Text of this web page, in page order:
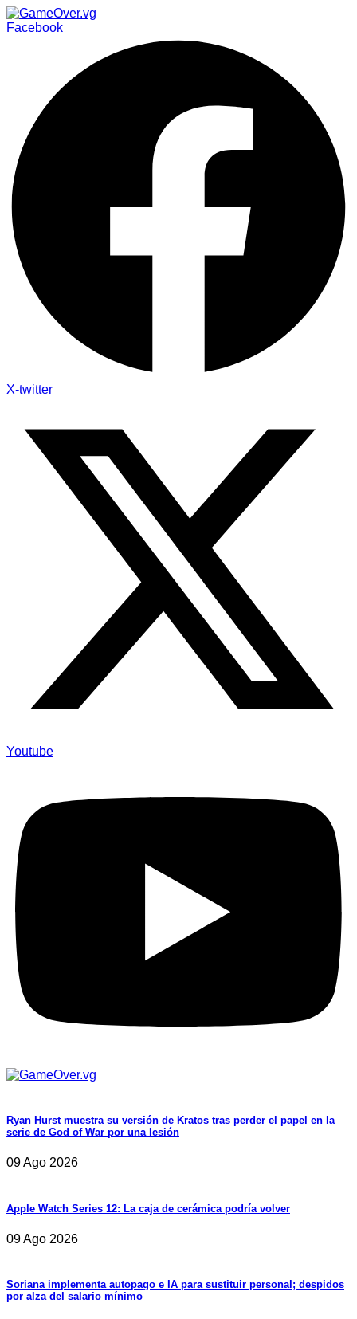
Facebook
X-twitter
Youtube
Ryan Hurst muestra su versión de Kratos tras perder el papel en la
serie de God of War por una lesión
09 Ago 2026
Apple Watch Series 12: La caja de cerámica podría volver
09 Ago 2026
Soriana implementa autopago e IA para sustituir personal; despidos
por alza del salario mínimo